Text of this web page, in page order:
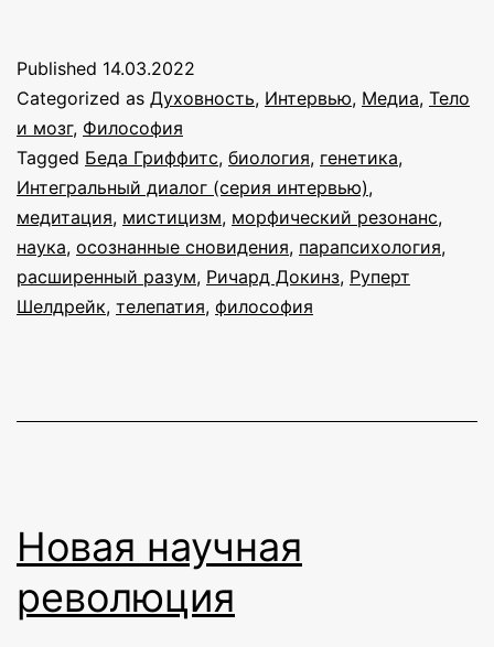
с
Шелдрейком
Published 14.03.2022
Categorized as Духовность, Интервью, Медиа, Тело
и мозг, Философия
Tagged Беда Гриффитс, биология, генетика,
Интегральный диалог (серия интервью),
медитация, мистицизм, морфический резонанс,
наука, осознанные сновидения, парапсихология,
расширенный разум, Ричард Докинз, Руперт
Шелдрейк, телепатия, философия
Новая научная
революция